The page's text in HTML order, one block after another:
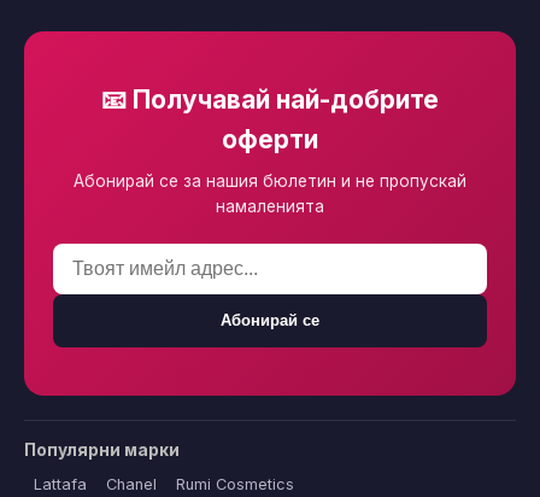
📧 Получавай най-добрите
оферти
Абонирай се за нашия бюлетин и не пропускай
намаленията
Абонирай се
Популярни марки
Lattafa Chanel
Rumi Cosmetics